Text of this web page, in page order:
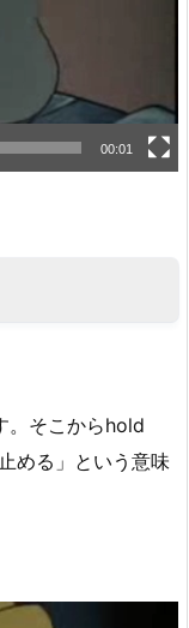
00:01
。そこからhold
める」という意味